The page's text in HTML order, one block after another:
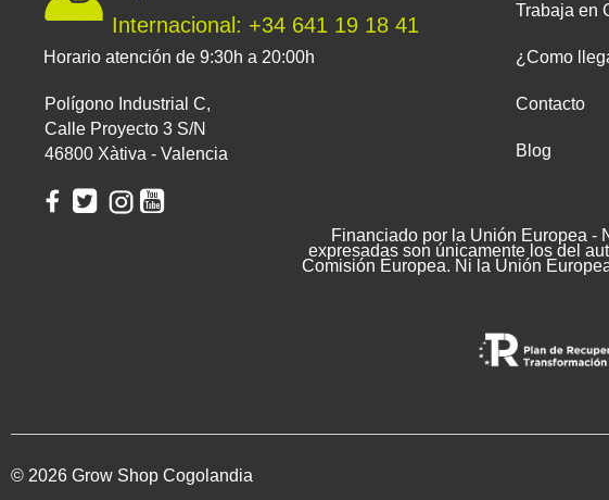
Internacional: +34 641 19 18 41
Horario atención de 9:30h a 20:00h
Polígono Industrial C,
Calle Proyecto 3 S/N
46800 Xàtiva - Valencia
Trabaja en
¿Como
Contacto
Blog
Financiado por la Unión Europea -
expresadas son únicamente los del
Comisión Europea. Ni la Unión
© 2026 Grow Shop Cogolandia